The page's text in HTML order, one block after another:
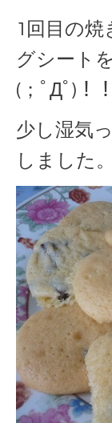
1回目の
グシート
(；ﾟДﾟ)！
少し湿気
しました